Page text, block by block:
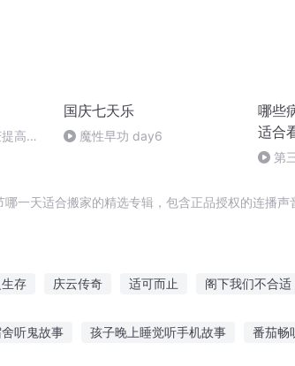
高班
国庆七天乐
魔性早功 day6
哪些
适合
第
新)
一天适合搬家的精选专辑，包含正品授权的连播
存 庆云传奇 适可而止 阁下我们不合适
听鬼故事 孩子晚上睡觉听手机故事 番茄畅